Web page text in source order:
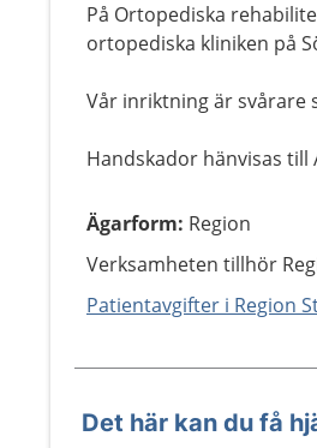
På Ortopediska
ortopediska kliniken på
Vår inriktning är svårare
Handskador hänvisas
Ägarform: Region
Verksamheten tillhör
Patientavgifter i Region
Det här kan du få